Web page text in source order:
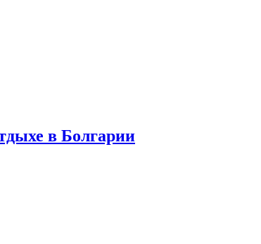
в Болгарии